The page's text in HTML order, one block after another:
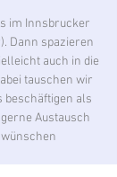
im Innsbrucker
Dann spazieren
auch in die
tauschen wir
beschäftigen als
Austausch